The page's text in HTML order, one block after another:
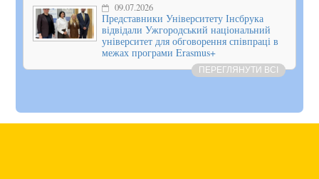
09.07.2026
Представники Університету Інсбрука
відвідали Ужгородський національний
університет для обговорення співпраці в
межах програми Erasmus+
ПЕРЕГЛЯНУТИ ВСІ